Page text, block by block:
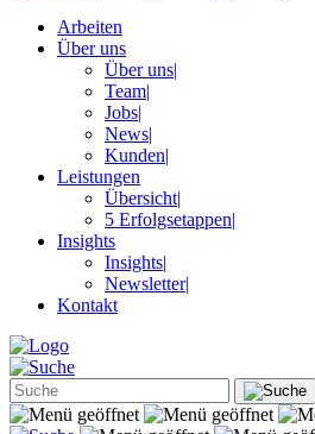
Arbeiten
Über uns
Über uns|
Team|
Jobs|
News|
Kunden|
Leistungen
Übersicht|
5 Erfolgsetappen|
Insights
Insights|
Newsletter|
Kontakt